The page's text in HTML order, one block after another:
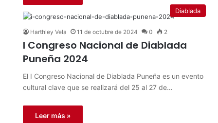
Diablada
Harthley Vela 11 de octubre de 2024 0 2
I Congreso Nacional de Diablada
Puneña 2024
El I Congreso Nacional de Diablada Puneña es un evento
cultural clave que se realizará del 25 al 27 de…
Leer más »